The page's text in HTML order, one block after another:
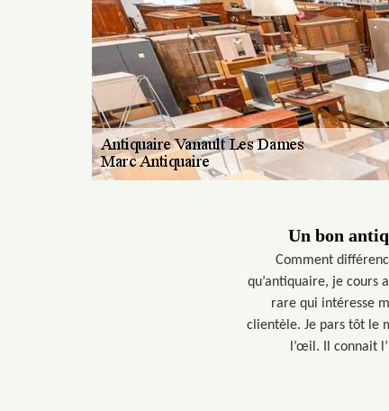
Un bon
Comment
qu’antiquaire, je cours
rare qui intéresse
clientèle. Je pars tôt le
l’œil. Il connait